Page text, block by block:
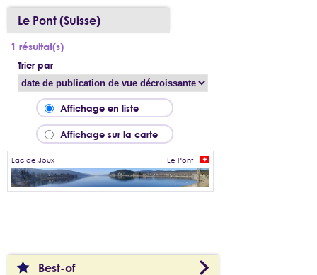
Best-of
Le Pont (Suisse)
1 résultat(s)
Trier par
Affichage en liste
Affichage sur la carte
Lac de Joux Le Pont